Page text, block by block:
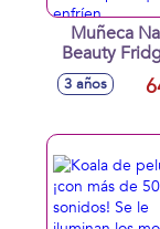
Muñeca
Beauty
cm
una
mete los
en la nevera
que se
3 años